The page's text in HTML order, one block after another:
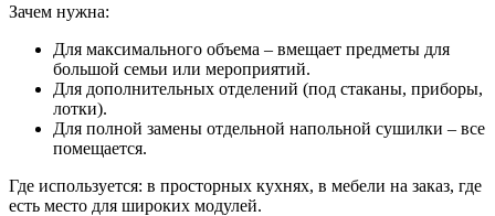
Зачем нужна:
Для максимального объема – вмещает предметы для
большой семьи или мероприятий.
Для дополнительных отделений (под стаканы, приборы,
лотки).
Для полной замены отдельной напольной сушилки – все
помещается.
Где используется: в просторных кухнях, в мебели на заказ, где
есть место для широких модулей.